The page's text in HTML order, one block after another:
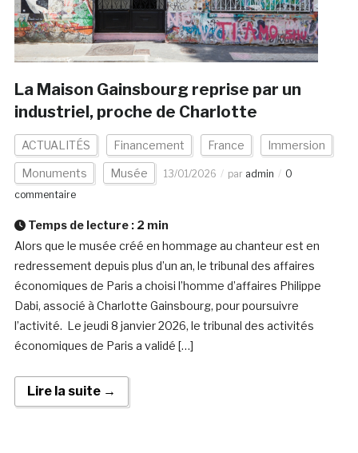
La Maison Gainsbourg reprise par un
industriel, proche de Charlotte
ACTUALITÉS Financement France Immersion
Monuments Musée 13/01/2026 par admin
0
commentaire
Temps de lecture : 2 min
Alors que le musée créé en hommage au chanteur est en
redressement depuis plus d’un an, le tribunal des affaires
économiques de Paris a choisi l’homme d’affaires Philippe
Dabi, associé à Charlotte Gainsbourg, pour poursuivre
l’activité. Le jeudi 8 janvier 2026, le tribunal des activités
économiques de Paris a validé […]
Lire la suite →